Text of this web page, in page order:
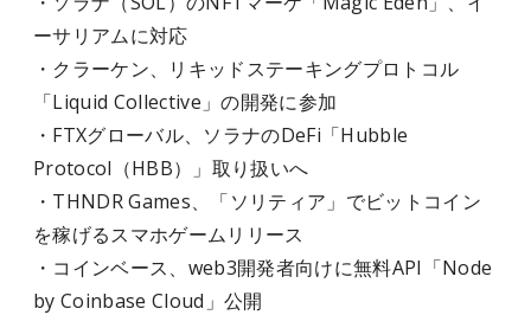
ーサリアムに対応
・クラーケン、リキッドステーキングプロトコル
「Liquid Collective」の開発に参加
・FTXグローバル、ソラナのDeFi「Hubble
Protocol（HBB）」取り扱いへ
・THNDR Games、「ソリティア」でビットコイン
を稼げるスマホゲームリリース
・コインベース、web3開発者向けに無料API「Node
by Coinbase Cloud」公開